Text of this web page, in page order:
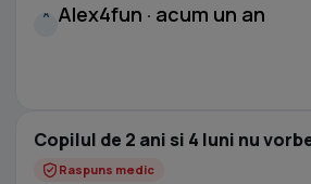
A Alex4fun · acum un an
Copilul de 2 ani si 4 luni nu
Raspuns medic